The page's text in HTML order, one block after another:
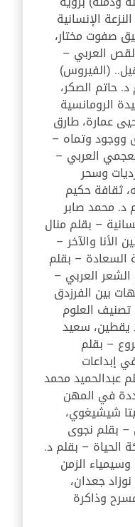
الإنسانية
صفوت مختار،
العربي –
(الفيروس)
حاتم الصكر،
الرومانسية
عمارة، طارق
ووجود وتماه –
العربي –
وسحر
ثقافة حكيم
د. محمد صابر
– بقلم منال
الأنا والآخر –
السعادة – بقلم
الشعر العربي –
بين الفرزدق
تصنيف العلوم
يقطين، سعيد
– بقلم
إبداعات
عبدالحميد محمد
في المهن
شيشيغوي،
– بقلم نجوى
الحياة – بقلم د.
الزمن
جعدان،
وذاكرة